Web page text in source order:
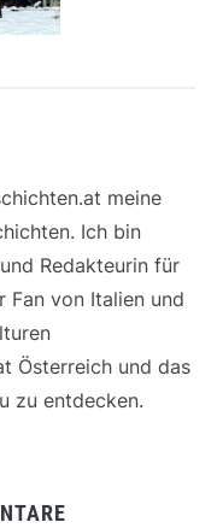
meine
Ich bin
Redakteurin für
Fan von Italien und
Österreich und das
zu entdecken.